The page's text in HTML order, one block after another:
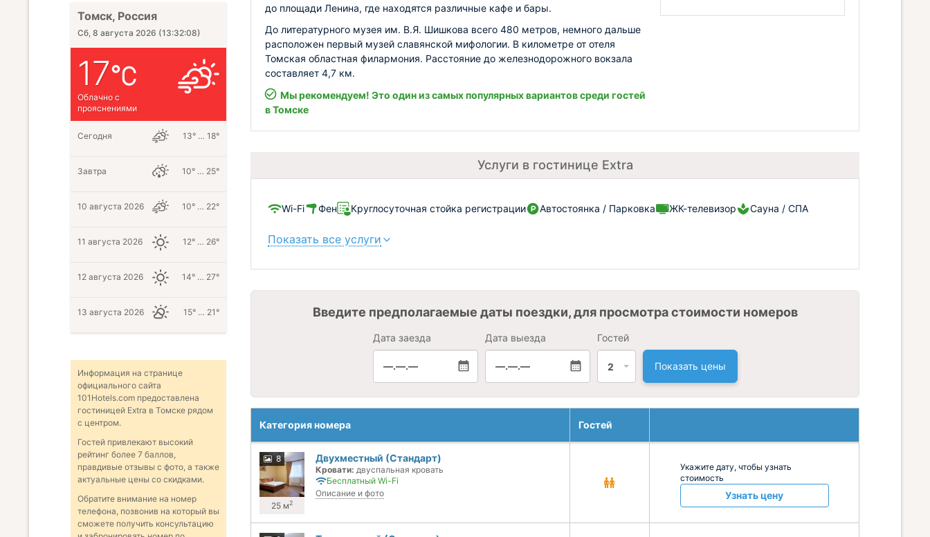
до площади Ленина, где находятся различные кафе и бары.
До литературного музея им. В.Я. Шишкова всего 480 метров, немного дальше
расположен первый музей славянской мифологии. В километре от отеля
Томская областная филармония. Расстояние до железнодорожного вокзала
составляет 4,7 км.
Мы рекомендуем! Это один из самых популярных вариантов среди гостей
в Томске
Услуги в гостинице Extra
Wi-Fi Фен Круглосуточная стойка регистрации Автостоянка / Парковка ЖК-телевизор Сауна / СПА
Показать все услуги
Введите предполагаемые даты поездки, для просмотра стоимости номеров
Дата заезда
—.—.—
Дата выезда
—.—.—
Гостей
2 Показать цены
Категория номера Гостей
8
25 м2
Двухместный (Стандарт)
Кровати: двуспальная кровать
Бесплатный Wi-Fi
Описание и фото
Укажите дату, чтобы узнать
стоимость
Узнать цену
Томск, Россия
Сб, 8 августа 2026 (13:32:09)
17
Облачно с
прояснениями
Сегодня 13° … 18°
Завтра 10° … 25°
10 августа 2026 10° … 22°
11 августа 2026 12° … 26°
12 августа 2026 14° … 27°
13 августа 2026 15° … 21°
Информация на странице
официального сайта
101Hotels.com предоставлена
гостиницей Extra в Томске рядом
с центром.
Гостей привлекают высокий
рейтинг более 7 баллов,
правдивые отзывы с фото, а также
актуальные цены со скидками.
Обратите внимание на номер
телефона, позвонив на который вы
сможете получить консультацию